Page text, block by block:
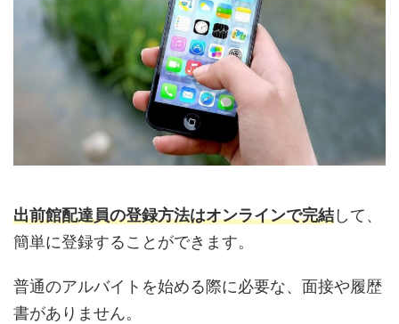
出前館配達員の登録方法はオンラインで完結して、
簡単に登録することができます。
普通のアルバイトを始める際に必要な、面接や履歴
書がありません。